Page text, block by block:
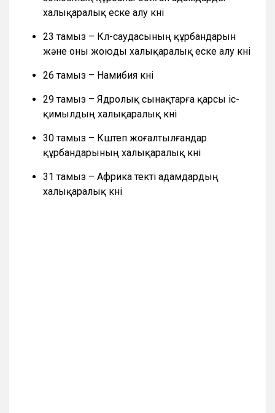
халықаралық еске алу күні
23 тамыз – Күл-саудасының құрбандарын
және оны жоюды халықаралық еске алу күні
26 тамыз – Намибия күні
29 тамыз – Ядролық сынақтарға қарсы іс-
қимылдың халықаралық күні
30 тамыз – Күштеп жоғалтылғандар
құрбандарының халықаралық күні
31 тамыз – Африка текті адамдардың
халықаралық күні